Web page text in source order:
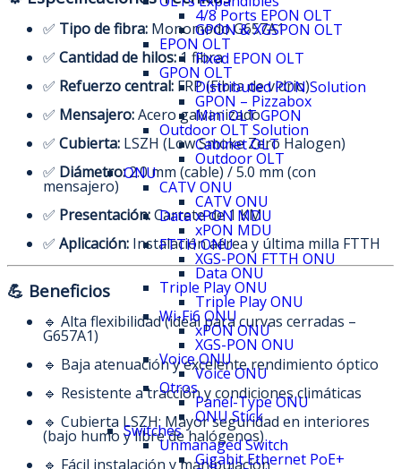
4/8 Ports EPON OLT
GPON & XGSPON OLT
EPON OLT
Fixed EPON OLT
GPON OLT
Distributed PON Solution
GPON – Pizzabox
Mini OLT GPON
Outdoor OLT Solution
Cabinet OLT
Outdoor OLT
ONU
CATV ONU
CATV ONU
Data xPON MDU
xPON MDU
FTTH ONU
XGS-PON FTTH ONU
Data ONU
Triple Play ONU
Triple Play ONU
Wi-Fi6 ONU
xPON ONU
XGS-PON ONU
Voice ONU
Voice ONU
Otros
Panel-Type ONU
ONU Stick
Switches
Unmanaged Switch
Gigabit Ethernet PoE+
✅ Tipo de fibra: Monomodo G657A1
✅ Cantidad de hilos:1 fibra
✅ Refuerzo central: FRP (Fibra de vidrio)
✅ Mensajero:Acero galvanizado
✅ Cubierta: LSZH (Low Smoke Zero Halogen)
✅ Diámetro:2.0 mm (cable) / 5.0 mm (con
mensajero)
✅ Presentación:Carrete de 1 KM
✅ Aplicación: Instalación aérea y última milla FTTH
💪 Beneficios
🔹 Alta flexibilidad (ideal para curvas cerradas –
G657A1)
🔹 Baja atenuación y excelente rendimiento óptico
🔹 Resistente a tracción y condiciones climáticas
🔹 Cubierta LSZH: Mayor seguridad en interiores
(bajo humo y libre de halógenos)
🔹 Fácil instalación y manipulación